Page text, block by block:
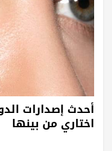
أحدث إصدارات
اختاري من بينها